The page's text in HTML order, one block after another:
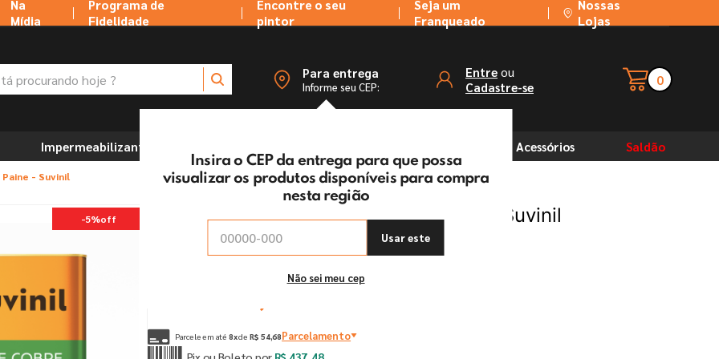
Na
Mídia
Programa de
Fidelidade
Encontre o seu
pintor
Seja um
Franqueado
Nossas
Lojas
Para entrega
Informe seu CEP:
Insira o CEP da entrega para que possa
visualizar os produtos disponíveis para compra
nesta região
Usar este
Não sei meu cep
Entre ou
Cadastre-se 0
Impermeabilizantes Acessórios Saldão
- Suvinil
-5%off Tinta Rende E Cobre Muito Rio Paine - Suvinil
Vendido e entregue por:Tintas MC Ltda
Parcele em até 8xde R$ 54,68Parcelamento